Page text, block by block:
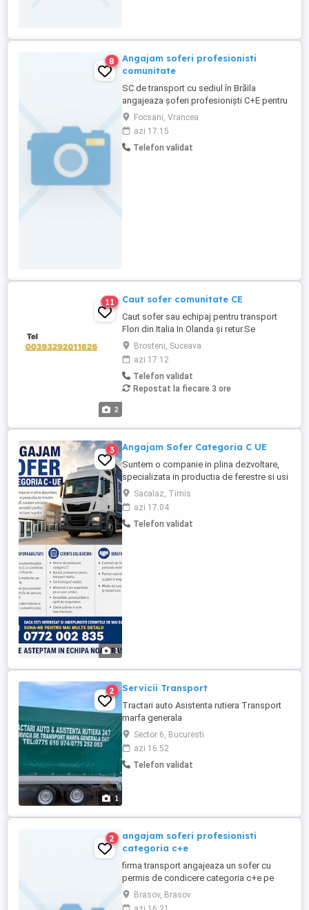
INTERNET PLATA INTOTDEAUNA ...
8
Angajam soferi profesionisti
comunitate
SC de transport cu sediul în Brăila
angajeaza șoferi profesioniști C+E pentru
containere pe comunitate. OFERIM:
DIURNA + SALARIU PE TARA+BONUSURI
CAMIOANE ÎNGRIJITE EURO6 CU APARATE
DE TAXARE AUTOMATE TRANSPORT
Focsani, Vrancea
azi 17:15
Telefon validat
2
11 Caut sofer comunitate CE
Caut sofer sau echipaj pentru transport
Flori din Italia In Olanda și retur.Se
lucrează doar in echipaj Mai multe detalii
la nr sau la adresa de email
Brosteni, Suceava
azi 17:12
Telefon validat
Repostat la fiecare 3 ore
1
3 Angajam Sofer Categoria C UE
Suntem o companie in plina dezvoltare,
specializata in productia de ferestre si usi
din PVC cautam un coleg serios si
responsabil pentru a se alatura echipei
noastre. Responsabilitati: Conducerea
autovehiculelor din categoria C, in conditii
Sacalaz, Timis
azi 17:04
Telefon validat
1
2 Servicii Transport
Tractari auto Asistenta rutiera Transport
marfa generala
Sector 6, Bucuresti
azi 16:52
Telefon validat
2
angajam soferi profesionisti
categoria c+e
firma transport angajeaza un sofer cu
permis de condicere categoria c+e pe
comunitate ,cursele se face din
barcelona,girona-fr -bel ,garajul este la
Brasov, Brasov